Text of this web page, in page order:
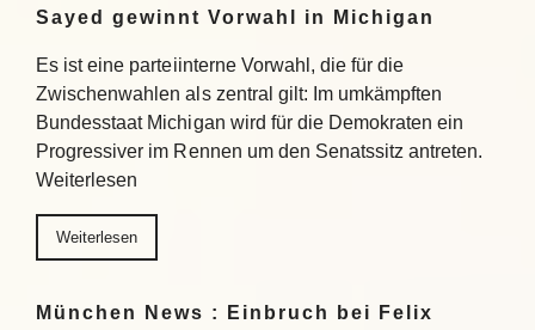
Sayed gewinnt Vorwahl in Michigan
Es ist eine parteiinterne Vorwahl, die für die
Zwischenwahlen als zentral gilt: Im umkämpften
Bundesstaat Michigan wird für die Demokraten ein
Progressiver im Rennen um den Senatssitz antreten.
Weiterlesen
Weiterlesen
München News : Einbruch bei Felix